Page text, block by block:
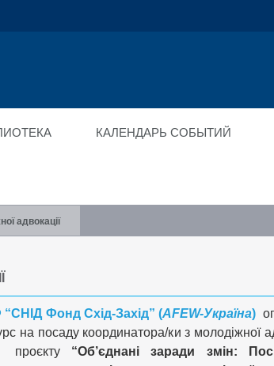
КАЛЕНДАРЬ СОБЫТИЙ
адвокації
Фонд Схід-Захід” (AFEW-Україна)
на посаду координатора/ки з молодіжної
“Об’єднані заради змін: